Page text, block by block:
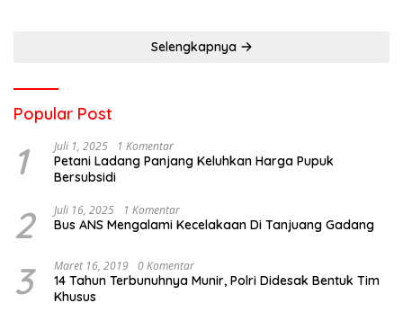
Selengkapnya
Popular Post
1 Juli 1, 2025 1 Komentar
Petani Ladang Panjang Keluhkan Harga Pupuk
Bersubsidi
2 Juli 16, 2025 1 Komentar
Bus ANS Mengalami Kecelakaan Di Tanjuang Gadang
3 Maret 16, 2019 0 Komentar
14 Tahun Terbunuhnya Munir, Polri Didesak Bentuk Tim
Khusus